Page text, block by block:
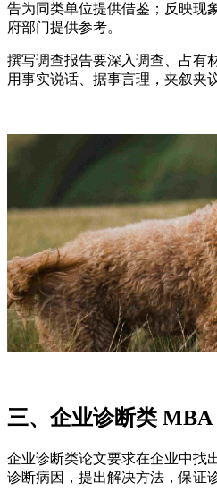
告为同类单位提供借鉴；反映现
府部门提供参考。
撰写调查报告要深入调查、占有
用事实说话、据事言理，夹叙夹
三、企业诊断类 MBA
企业诊断类论文要求在企业中找
诊断病因，提出解决方法，保证